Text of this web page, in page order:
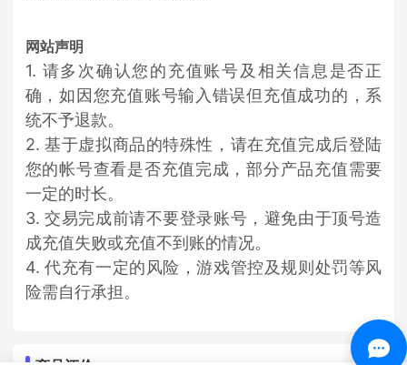
网站声明
1. 请多次确认您的充值账号及相关信息是否正
确，如因您充值账号输入错误但充值成功的，系
统不予退款。
2. 基于虚拟商品的特殊性，请在充值完成后登陆
您的帐号查看是否充值完成，部分产品充值需要
一定的时长。
3. 交易完成前请不要登录账号，避免由于顶号造
成充值失败或充值不到账的情况。
4. 代充有一定的风险，游戏管控及规则处罚等风
险需自行承担。